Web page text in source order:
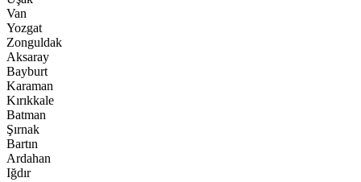
Van
Yozgat
Zonguldak
Aksaray
Bayburt
Karaman
Kırıkkale
Batman
Şırnak
Bartın
Ardahan
Iğdır